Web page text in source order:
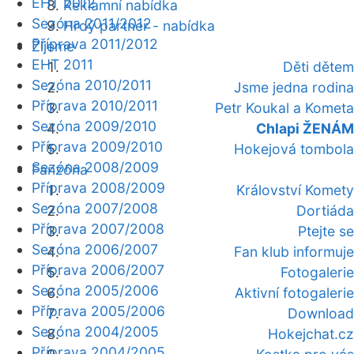
Reklamní nabídka
Hrdý partner - nabídka
Žijeme
Děti dětem
Jsme jedna rodina
Petr Koukal a Kometa
Chlapi ŽENÁM
Hokejová tombola
Fanzóna
Království Komety
Dortiáda
Ptejte se
Fan klub informuje
Fotogalerie
Aktivní fotogalerie
Download
Hokejchat.cz
Sezóna 2011/2012
Příprava 2011/2012
EHT 2011
Sezóna 2010/2011
Příprava 2010/2011
Sezóna 2009/2010
Příprava 2009/2010
Sezóna 2008/2009
Příprava 2008/2009
Sezóna 2007/2008
Příprava 2007/2008
Sezóna 2006/2007
Příprava 2006/2007
Sezóna 2005/2006
Příprava 2005/2006
Sezóna 2004/2005